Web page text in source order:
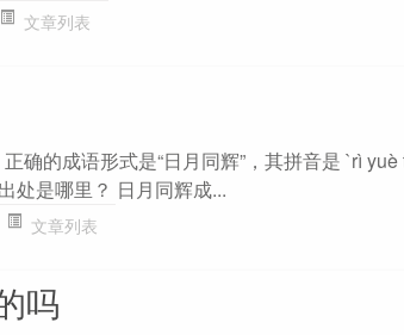
文章列表
确的成语形式是“日月同辉”，其拼音是 `rì
处是哪里？ 日月同辉成...
文章列表
吗